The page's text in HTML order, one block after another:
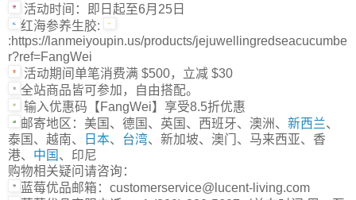
活动时间：即日起至6月25日
红海参养生胶:
:https://lanmeiyoupin.us/products/jejuwellingredseacucumbe
r?ref=FangWei
活动期间单笔消费满 $500，立减 $30
全站商品皆可参加，自由搭配。
输入优惠码【FangWei】享受8.5折优惠
邮寄地区：美国、德国、英国、西班牙、澳洲、 新西兰、
泰国、越南、
日本、 台湾、新加坡、澳门、马来西亚、香
港、 中国 、印尼
购物相关疑问请咨询：
蓝莓优品邮箱：customerservice@lucent-living.com